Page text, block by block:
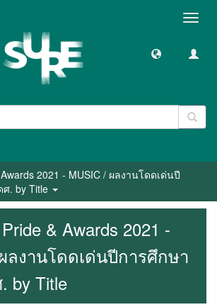
2021 - MUSIC / ผลงานโดดเด่นปี
ศ. by Title
& Awards 2021 -
ลงานโดดเด่นปีการศึกษา
by Title